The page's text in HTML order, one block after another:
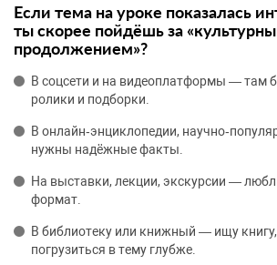
Если тема на уроке показалась
ты скорее пойдёшь за
продолжением»?
В соцсети и на видеоплатформы — там
ролики и подборки.
В онлайн‑энциклопедии,
нужны надёжные факты.
На выставки, лекции, экскурсии —
формат.
В библиотеку или книжный — ищу
погрузиться в тему глубже.